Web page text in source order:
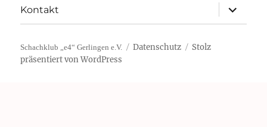
Kontakt
öffnen
Schachklub „e4“ Gerlingen e.V. Datenschutz
Stolz
präsentiert von WordPress